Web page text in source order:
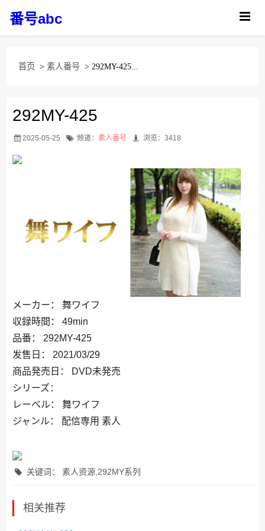
番号abc
首页 >素人番号 > 292MY-425...
292MY-425
2025-05-25 频道： 素人番号 浏览：3418
メーカー： 舞ワイフ
収録時間： 49min
品番： 292MY-425
发售日： 2021/03/29
商品発売日： DVD未発売
シリーズ：
レーベル： 舞ワイフ
ジャンル： 配信専用 素人
关键词： 素人资源,292MY系列
相关推荐